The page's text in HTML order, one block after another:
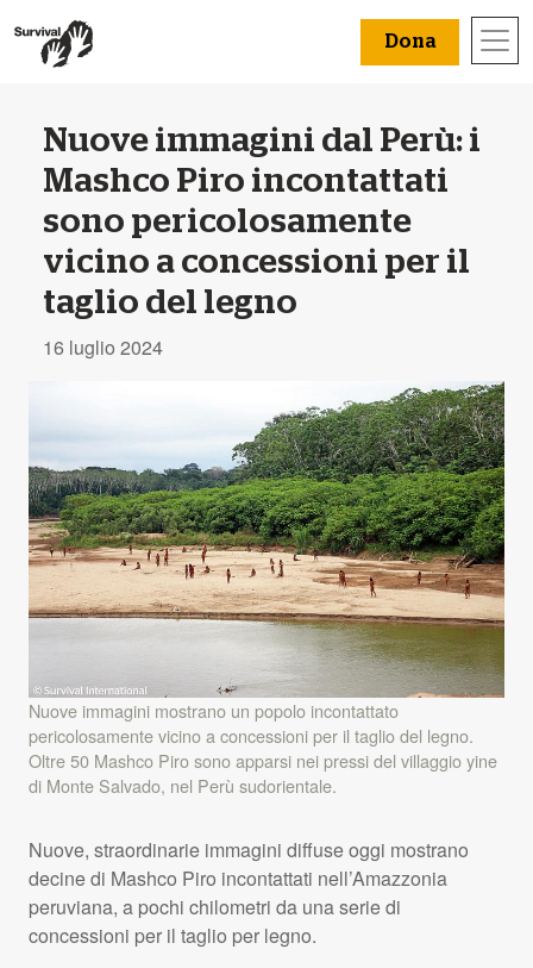
Dona
Nuove immagini dal Perù: i
Mashco Piro incontattati
sono pericolosamente
vicino a concessioni per il
taglio del legno
16 luglio 2024
Nuove immagini mostrano un popolo incontattato
pericolosamente vicino a concessioni per il taglio del legno.
Oltre 50 Mashco Piro sono apparsi nei pressi del villaggio yine
di Monte Salvado, nel Perù sudorientale.
Nuove, straordinarie immagini diffuse oggi mostrano
decine di Mashco Piro incontattati nell’Amazzonia
peruviana, a pochi chilometri da una serie di
concessioni per il taglio per legno.